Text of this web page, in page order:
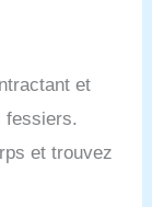
et
fessiers.
et trouvez